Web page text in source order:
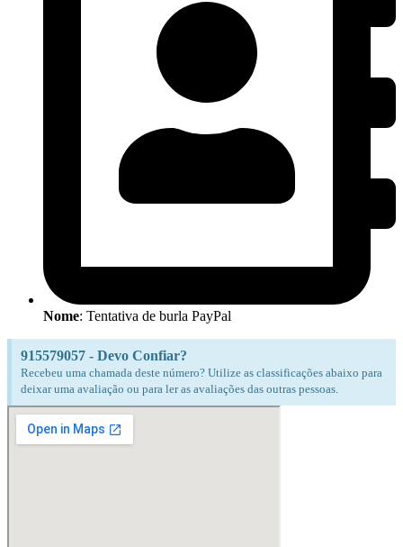
Nome: Tentativa de burla PayPal
915579057 - Devo Confiar?
Recebeu uma chamada deste número? Utilize as classificações abaixo para
deixar uma avaliação ou para ler as avaliações das outras pessoas.